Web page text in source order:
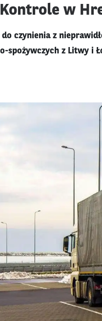
w
do czynienia z
spożywczych z Litwy i